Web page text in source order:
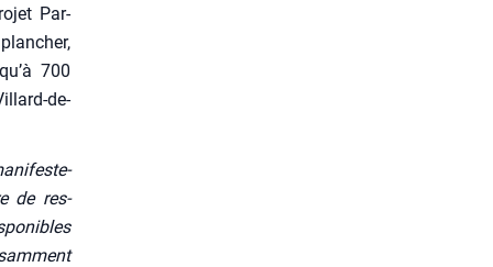
Par­
700
de-
de res­